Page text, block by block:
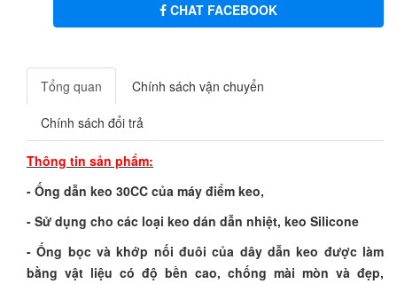
CHAT FACEBOOK
Tổng quan Chính sách vận chuyển
Chính sách đổi trả
Thông tin sản phẩm:
- Ống dẫn keo 30CC của máy điểm keo,
- Sử dụng cho các loại keo dán dẫn nhiệt, keo Silicone
-Ống bọc và khớp nối đuôi của dây dẫn keo được làm
bằng vật liệu có độ bền cao, chống mài mòn và đẹp,